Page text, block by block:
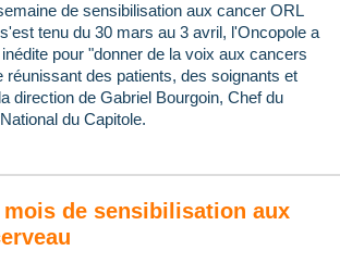
de sensibilisation aux cancer ORL
tenu du 30 mars au 3 avril, l'Oncopole a
pour "donner de la voix aux cancers
réunissant des patients, des soignants et
direction de Gabriel Bourgoin, Chef du
du Capitole.
de sensibilisation aux